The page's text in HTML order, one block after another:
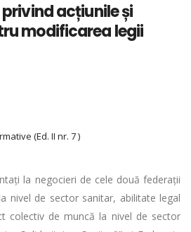
acțiunile și
modificarea legii
(Ed. II nr. 7 )
la negocieri de cele două federații
nivel de sector sanitar, abilitate legal
colectiv de muncă la nivel de sector